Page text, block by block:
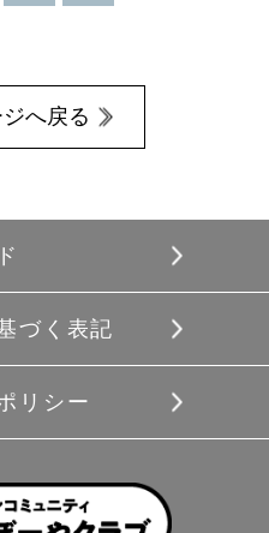
ジへ戻る
づく表記
リシー